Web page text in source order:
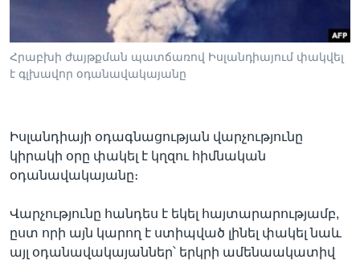
Լեզուներ
Հրաբխի ժայթքման պատճառով Իսլանդիայում փակվել
է գլխավոր օդանավակայանը
Իսլանդիայի օդագնացության վարչությունը
կիրակի օրը փակել է կղզու հիմնական
օդանավակայանը։
Վարչությունը հանդես է եկել հայտարարությամբ,
ըստ որի այն կարող է ստիպված լինել փակել նաև
այլ օդանավակայաններ՝ երկրի ամենաակատիվ